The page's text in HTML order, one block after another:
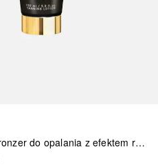
Intensywny bronzer do opalania z efektem regenerującym